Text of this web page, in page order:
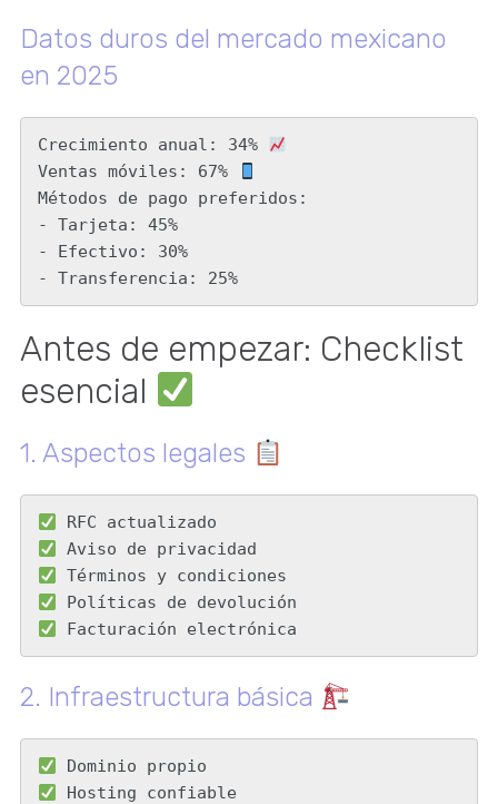
Datos duros del mercado mexicano
en 2025
Crecimiento anual: 34%
Ventas móviles: 67%
Métodos de pago preferidos:
- Tarjeta: 45%
- Efectivo: 30%
- Transferencia: 25%
Antes de empezar: Checklist
esencial
1. Aspectos legales
Facturación electrónica
2. Infraestructura básica